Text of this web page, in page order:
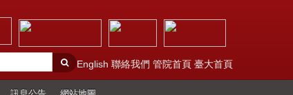
English 聯絡我們 管院首頁 臺大首頁
訊息公告 網站地圖